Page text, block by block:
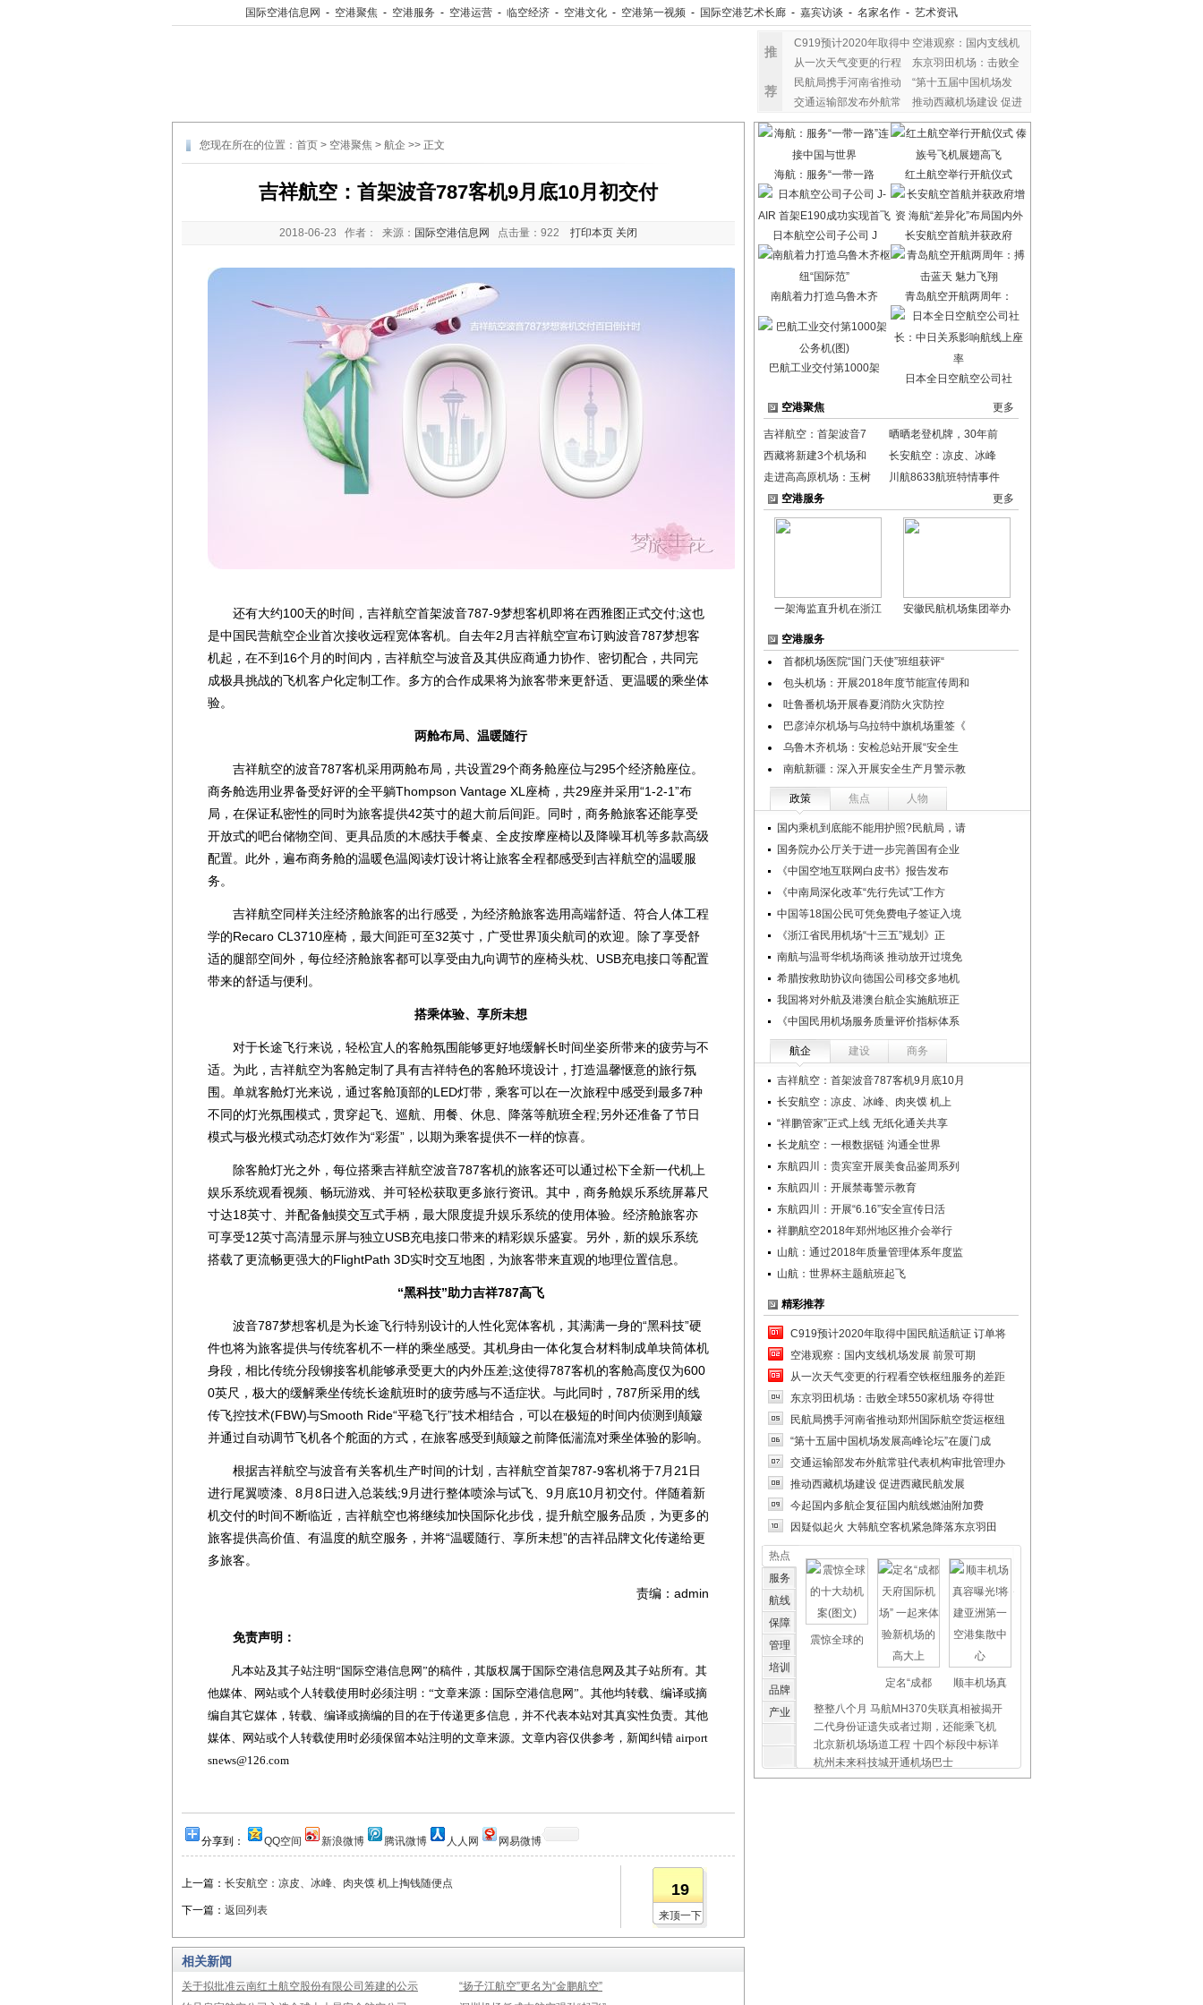
国际空港信息网 - 空港聚焦 - 空港服务 - 空港运营 - 临空经济 - 空港文化 - 空港第一视频 - 国际空港艺术长廊 - 嘉宾访谈 - 名家名作 - 艺术资讯
推
荐
C919预计2020年取得中 空港观察：国内支线机
从一次天气变更的行程
东京羽田机场：击败全
民航局携手河南省推动
“第十五届中国机场发
交通运输部发布外航常
推动西藏机场建设 促进
您现在所在的位置： 首页 > 空港聚焦 > 航企 >> 正文
吉祥航空：首架波音787客机9月底10月初交付
2018-06-23 作者： 来源： 国际空港信息网 点击量： 922 打印本页 关闭
还有大约100天的时间，吉祥航空首架波音787-9梦想客机即将在西雅图正式交付;这也
是中国民营航空企业首次接收远程宽体客机。自去年2月吉祥航空宣布订购波音787梦想客
机起，在不到16个月的时间内，吉祥航空与波音及其供应商通力协作、密切配合，共同完
成极具挑战的飞机客户化定制工作。多方的合作成果将为旅客带来更舒适、更温暖的乘坐体
验。
两舱布局、温暖随行
吉祥航空的波音787客机采用两舱布局，共设置29个商务舱座位与295个经济舱座位。
商务舱选用业界备受好评的全平躺Thompson Vantage XL座椅，共29座并采用“1-2-1”布
局，在保证私密性的同时为旅客提供42英寸的超大前后间距。同时，商务舱旅客还能享受
开放式的吧台储物空间、更具品质的木感扶手餐桌、全皮按摩座椅以及降噪耳机等多款高级
配置。此外，遍布商务舱的温暖色温阅读灯设计将让旅客全程都感受到吉祥航空的温暖服
务。
吉祥航空同样关注经济舱旅客的出行感受，为经济舱旅客选用高端舒适、符合人体工程
学的Recaro CL3710座椅，最大间距可至32英寸，广受世界顶尖航司的欢迎。除了享受舒
适的腿部空间外，每位经济舱旅客都可以享受由九向调节的座椅头枕、USB充电接口等配置
带来的舒适与便利。
搭乘体验、享所未想
对于长途飞行来说，轻松宜人的客舱氛围能够更好地缓解长时间坐姿所带来的疲劳与不
适。为此，吉祥航空为客舱定制了具有吉祥特色的客舱环境设计，打造温馨惬意的旅行氛
围。单就客舱灯光来说，通过客舱顶部的LED灯带，乘客可以在一次旅程中感受到最多7种
不同的灯光氛围模式，贯穿起飞、巡航、用餐、休息、降落等航班全程;另外还准备了节日
模式与极光模式动态灯效作为“彩蛋”，以期为乘客提供不一样的惊喜。
除客舱灯光之外，每位搭乘吉祥航空波音787客机的旅客还可以通过松下全新一代机上
娱乐系统观看视频、畅玩游戏、并可轻松获取更多旅行资讯。其中，商务舱娱乐系统屏幕尺
寸达18英寸、并配备触摸交互式手柄，最大限度提升娱乐系统的使用体验。经济舱旅客亦
可享受12英寸高清显示屏与独立USB充电接口带来的精彩娱乐盛宴。另外，新的娱乐系统
搭载了更流畅更强大的FlightPath 3D实时交互地图，为旅客带来直观的地理位置信息。
“黑科技”助力吉祥787高飞
波音787梦想客机是为长途飞行特别设计的人性化宽体客机，其满满一身的“黑科技”硬
件也将为旅客提供与传统客机不一样的乘坐感受。其机身由一体化复合材料制成单块筒体机
身段，相比传统分段铆接客机能够承受更大的内外压差;这使得787客机的客舱高度仅为600
0英尺，极大的缓解乘坐传统长途航班时的疲劳感与不适症状。与此同时，787所采用的线
传飞控技术(FBW)与Smooth Ride“平稳飞行”技术相结合，可以在极短的时间内侦测到颠簸
并通过自动调节飞机各个舵面的方式，在旅客感受到颠簸之前降低湍流对乘坐体验的影响。
根据吉祥航空与波音有关客机生产时间的计划，吉祥航空首架787-9客机将于7月21日
进行尾翼喷漆、8月8日进入总装线;9月进行整体喷涂与试飞、9月底10月初交付。伴随着新
机交付的时间不断临近，吉祥航空也将继续加快国际化步伐，提升航空服务品质，为更多的
旅客提供高价值、有温度的航空服务，并将“温暖随行、享所未想”的吉祥品牌文化传递给更
多旅客。
责编：admin
免责声明：
凡本站及其子站注明“国际空港信息网”的稿件，其版权属于国际空港信息网及其子站所有。其
他媒体、网站或个人转载使用时必须注明：“文章来源：国际空港信息网”。其他均转载、编译或摘
编自其它媒体，转载、编译或摘编的目的在于传递更多信息，并不代表本站对其真实性负责。其他
媒体、网站或个人转载使用时必须保留本站注明的文章来源。文章内容仅供参考，新闻纠错 airport
snews@126.com
分享到： QQ空间 新浪微博 腾讯微博 人人网 网易微博
上一篇： 长安航空：凉皮、冰峰、肉夹馍 机上掏钱随便点
下一篇： 返回列表
19
来顶一下
相关新闻
关于拟批准云南红土航空股份有限公司筹建的公示
“扬子江航空”更名为“金鹏航空”
海航：服务“一带一路 红土航空举行开航仪式
日本航空公司子公司 J 长安航空首航并获政府
南航着力打造乌鲁木齐 青岛航空开航两周年：
巴航工业交付第1000架
日本全日空航空公司社
空港聚焦 更多
吉祥航空：首架波音7
晒晒老登机牌，30年前
西藏将新建3个机场和
长安航空：凉皮、冰峰
走进高高原机场：玉树
川航8633航班特情事件
空港服务
更多
一架海监直升机在浙江 安徽民航机场集团举办
空港服务
首都机场医院“国门天使”班组获评“
包头机场：开展2018年度节能宣传周和
吐鲁番机场开展春夏消防火灾防控
巴彦淖尔机场与乌拉特中旗机场重签《
乌鲁木齐机场：安检总站开展“安全生
南航新疆：深入开展安全生产月警示教
政策 焦点 人物
国内乘机到底能不能用护照?民航局，请
国务院办公厅关于进一步完善国有企业
《中国空地互联网白皮书》报告发布
《中南局深化改革“先行先试”工作方
中国等18国公民可凭免费电子签证入境
《浙江省民用机场“十三五”规划》正
南航与温哥华机场商谈 推动放开过境免
希腊按救助协议向德国公司移交多地机
我国将对外航及港澳台航企实施航班正
《中国民用机场服务质量评价指标体系
航企 建设 商务
吉祥航空：首架波音787客机9月底10月
长安航空：凉皮、冰峰、肉夹馍 机上
“祥鹏管家”正式上线 无纸化通关共享
长龙航空：一根数据链 沟通全世界
东航四川：贵宾室开展美食品鉴周系列
东航四川：开展禁毒警示教育
东航四川：开展“6.16”安全宣传日活
祥鹏航空2018年郑州地区推介会举行
山航：通过2018年质量管理体系年度监
山航：世界杯主题航班起飞
精彩推荐
C919预计2020年取得中国民航适航证 订单将
空港观察：国内支线机场发展 前景可期
从一次天气变更的行程看空铁枢纽服务的差距
东京羽田机场：击败全球550家机场 夺得世
民航局携手河南省推动郑州国际航空货运枢纽
“第十五届中国机场发展高峰论坛”在厦门成
交通运输部发布外航常驻代表机构审批管理办
推动西藏机场建设 促进西藏民航发展
今起国内多航企复征国内航线燃油附加费
因疑似起火 大韩航空客机紧急降落东京羽田
热点
服务
航线
保障
管理
培训
品牌
产业
震惊全球的
定名“成都 顺丰机场真
整整八个月 马航MH370失联真相被揭开
二代身份证遗失或者过期，还能乘飞机
北京新机场场道工程 十四个标段中标详
杭州未来科技城开通机场巴士
上海虹桥、浦东机场外币兑换点位置介